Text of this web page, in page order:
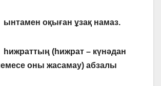
ынтамен оқыған ұзақ намаз.
һижраттың (һижрат – күнәдан
оны жасамау) абзалы